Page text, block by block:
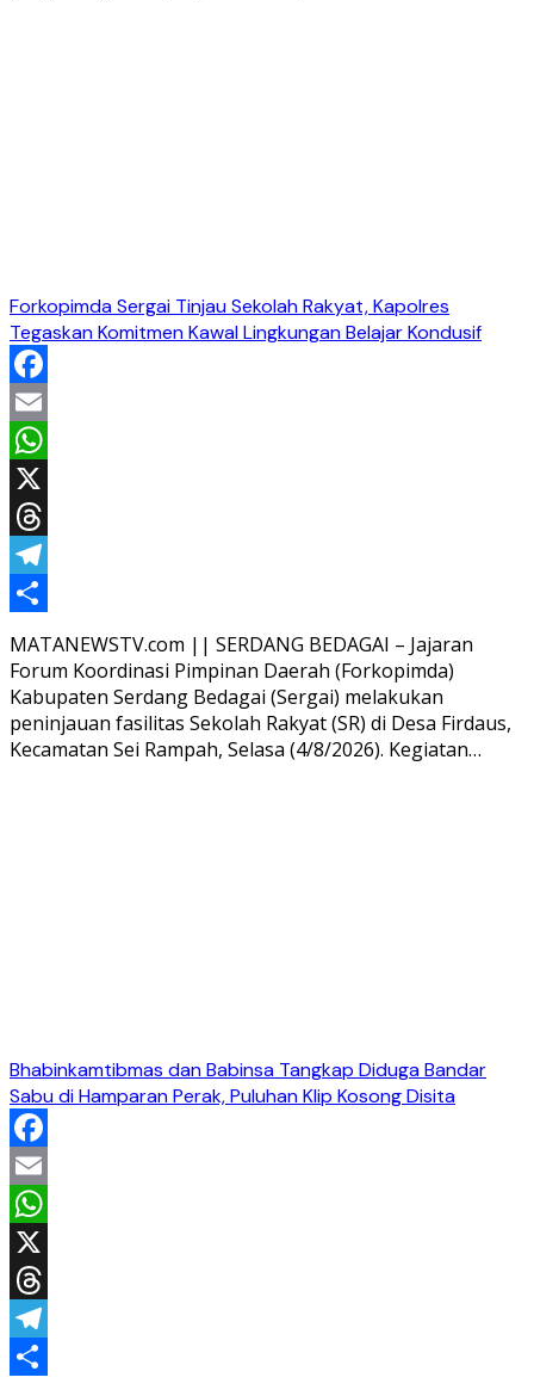
Forkopimda Sergai Tinjau Sekolah Rakyat, Kapolres
Tegaskan Komitmen Kawal Lingkungan Belajar Kondusif
Facebook
Email
WhatsApp
X
Threads
Telegram
Share
MATANEWSTV.com || SERDANG BEDAGAI – Jajaran
Forum Koordinasi Pimpinan Daerah (Forkopimda)
Kabupaten Serdang Bedagai (Sergai) melakukan
peninjauan fasilitas Sekolah Rakyat (SR) di Desa Firdaus,
Kecamatan Sei Rampah, Selasa (4/8/2026). Kegiatan…
Bhabinkamtibmas dan Babinsa Tangkap Diduga Bandar
Sabu di Hamparan Perak, Puluhan Klip Kosong Disita
Facebook
Email
WhatsApp
X
Threads
Telegram